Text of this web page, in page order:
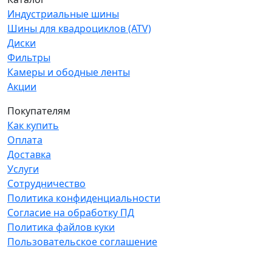
Индустриальные шины
Шины для квадроциклов (ATV)
Диски
Фильтры
Камеры и ободные ленты
Акции
Покупателям
Как купить
Оплата
Доставка
Услуги
Сотрудничество
Политика конфиденциальности
Согласие на обработку ПД
Политика файлов куки
Пользовательское соглашение